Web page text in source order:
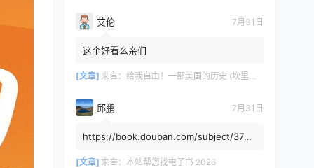
艾伦 7月31日
这个好看么亲们
[文章] 来自： 给我自由！一部美国的历史 (坎里克·方纳／埃里克·方纳) (mobi+azw3+epub)
邱鹏 7月31日
https://book.douban.com/subject/3725
[文章] 来自： 本站帮您找电子书 2026